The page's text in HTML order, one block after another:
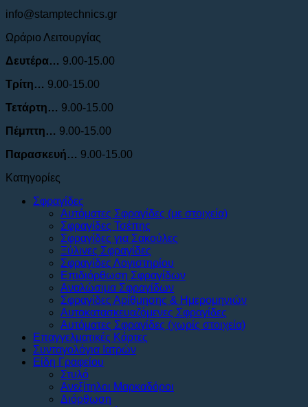
info@stamptechnics.gr
Ωράριο Λειτουργίας
Δευτέρα… 9.00-15.00
Τρίτη… 9.00-15.00
Τετάρτη… 9.00-15.00
Πέμπτη… 9.00-15.00
Παρασκευή… 9.00-15.00
Κατηγορίες
Σφραγίδες
Αυτόματες Σφραγίδες (με στοιχεία)
Σφραγίδες Τσέπης
Σφραγίδες για Σακούλες
Ξύλινες Σφραγίδες
Σφραγίδες Λογιστηρίου
Επιδιόρθωση Σφραγίδων
Αναλώσιμα Σφραγίδων
Σφραγίδες Αρίθμησης & Ημερομηνιών
Αυτοκατασκευαζόμενες Σφραγίδες
Αυτόματες Σφραγίδες (χωρίς στοιχεία)
Επαγγελματικές Κάρτες
Συνταγολόγια Ιατρών
Είδη Γραφείου
Στυλό
Ανεξίτηλοι Μαρκαδόροι
Διόρθωση